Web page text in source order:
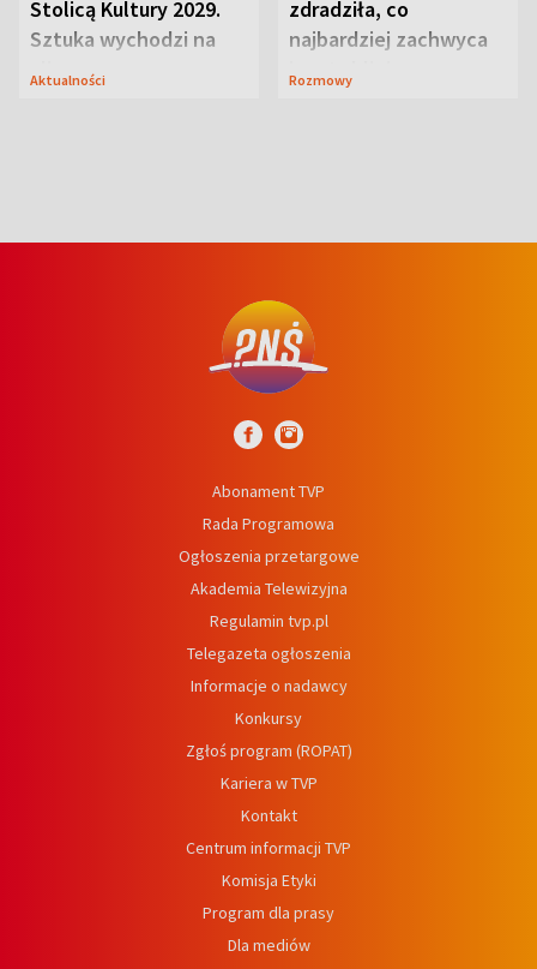
Stolicą Kultury 2029.
Sztuka wychodzi na
ulice
Aktualności
zdradziła, co
najbardziej zachwyca
ją w Lublinie
Rozmowy
Abonament TVP
Rada Programowa
Ogłoszenia przetargowe
Akademia Telewizyjna
Regulamin tvp.pl
Telegazeta ogłoszenia
Informacje o nadawcy
Konkursy
Zgłoś program (ROPAT)
Kariera w TVP
Kontakt
Centrum informacji TVP
Komisja Etyki
Program dla prasy
Dla mediów